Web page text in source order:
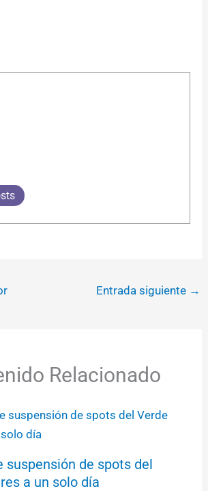
Entrada siguiente →
Relacionado
suspensión de spots del
a un solo día